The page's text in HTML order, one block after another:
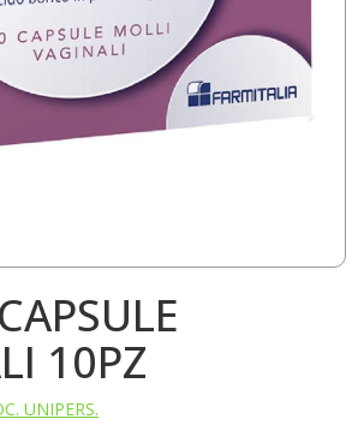
10PZ
UNIPERS.